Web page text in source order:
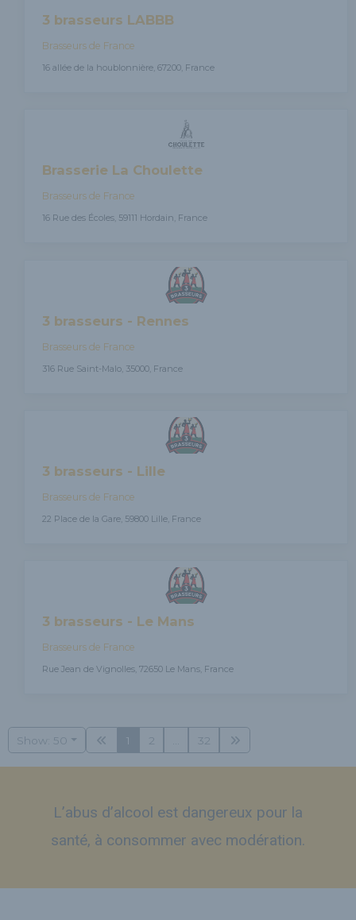
3 brasseurs LABBB
Brasseurs de France
16 allée de la houblonnière, 67200, France
Brasserie La Choulette
Brasseurs de France
16 Rue des Écoles, 59111 Hordain, France
3 brasseurs - Rennes
Brasseurs de France
316 Rue Saint-Malo, 35000, France
3 brasseurs - Lille
Brasseurs de France
22 Place de la Gare, 59800 Lille, France
3 brasseurs - Le Mans
Brasseurs de France
Rue Jean de Vignolles, 72650 Le Mans, France
Show: 50 1 2 32
L’abus d’alcool est dangereux pour la
santé, à consommer avec modération.